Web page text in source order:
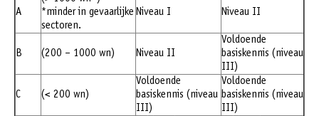
A
*minder in gevaarlijke
sectoren.
Niveau I Niveau II
B (200 – 1000 wn) Niveau II
Voldoende
basiskennis (niveau
III)
C (< 200 wn)
Voldoende
basiskennis (niveau
III)
Voldoende
basiskennis (niveau
III)